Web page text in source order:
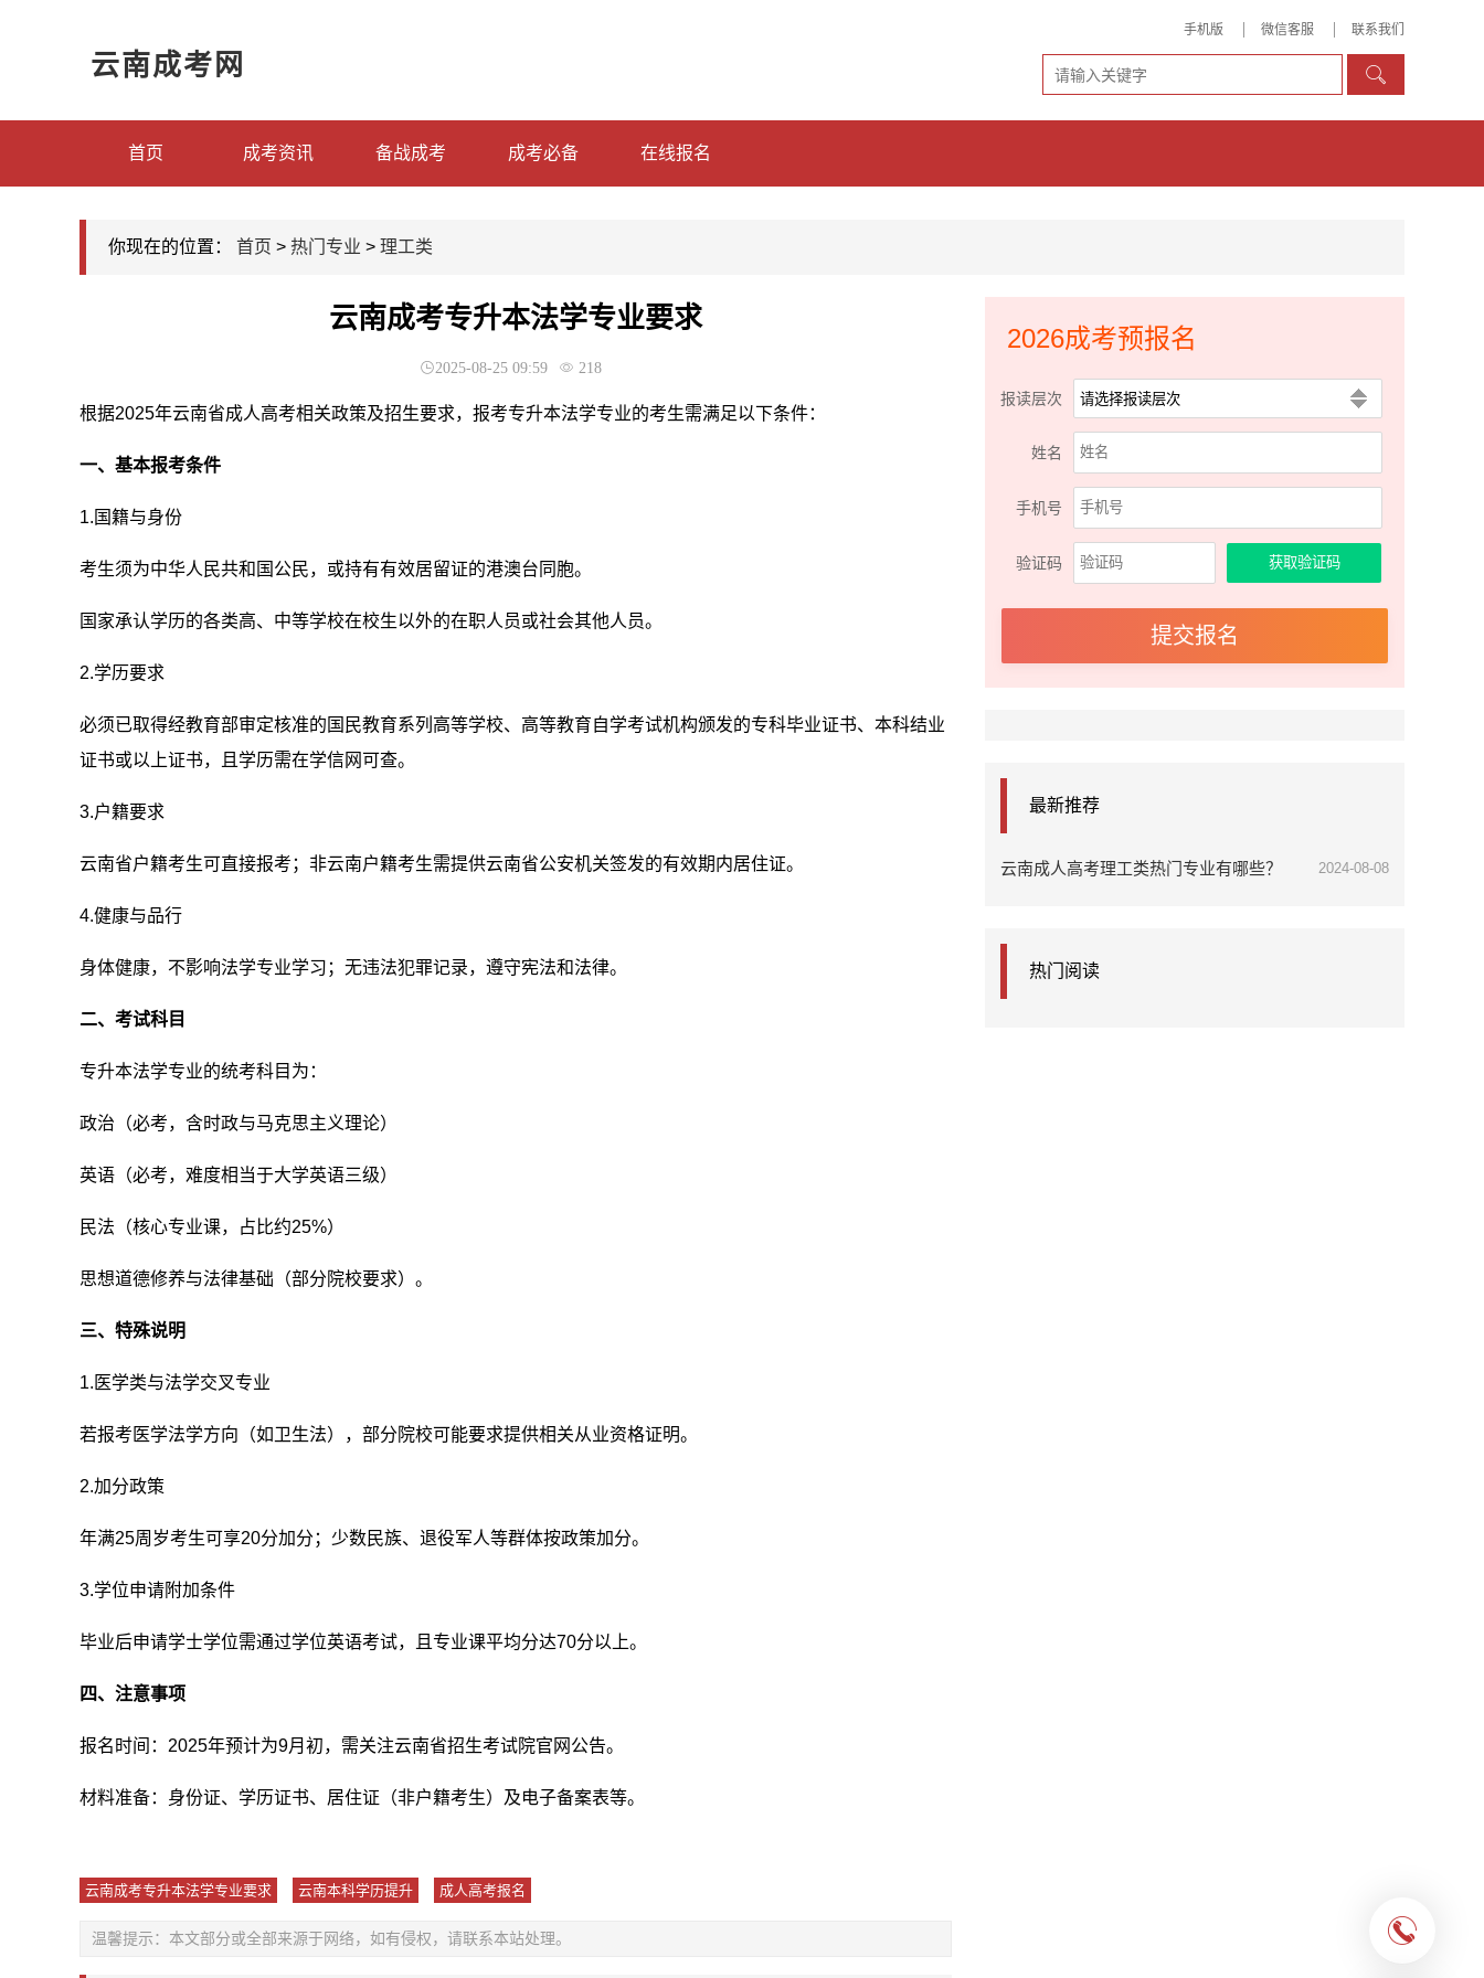
云南成考网
手机版 微信客服 联系我们

首页 成考资讯 备战成考 成考必备 在线报名
你现在的位置： 首页 > 热门专业 > 理工类
云南成考专升本法学专业要求
2025-08-25 09:59 218
根据2025年云南省成人高考相关政策及招生要求，报考专升本法学专业的考生需满足以下条件：
一、基本报考条件
1.国籍与身份
考生须为中华人民共和国公民，或持有有效居留证的港澳台同胞。
国家承认学历的各类高、中等学校在校生以外的在职人员或社会其他人员。
2.学历要求
必须已取得经教育部审定核准的国民教育系列高等学校、高等教育自学考试机构颁发的专科毕业证书、本科结业
证书或以上证书，且学历需在学信网可查。
3.户籍要求
云南省户籍考生可直接报考；非云南户籍考生需提供云南省公安机关签发的有效期内居住证。
4.健康与品行
身体健康，不影响法学专业学习；无违法犯罪记录，遵守宪法和法律。
二、考试科目
专升本法学专业的统考科目为：
政治（必考，含时政与马克思主义理论）
英语（必考，难度相当于大学英语三级）
民法（核心专业课，占比约25%）
思想道德修养与法律基础（部分院校要求）。
三、特殊说明
1.医学类与法学交叉专业
若报考医学法学方向（如卫生法），部分院校可能要求提供相关从业资格证明。
2.加分政策
年满25周岁考生可享20分加分；少数民族、退役军人等群体按政策加分。
3.学位申请附加条件
毕业后申请学士学位需通过学位英语考试，且专业课平均分达70分以上。
四、注意事项
报名时间：2025年预计为9月初，需关注云南省招生考试院官网公告。
材料准备：身份证、学历证书、居住证（非户籍考生）及电子备案表等。
云南成考专升本法学专业要求 云南本科学历提升 成人高考报名
温馨提示：本文部分或全部来源于网络，如有侵权，请联系本站处理。
2026成考预报名
报读层次
姓名
手机号
验证码
最新推荐
云南成人高考理工类热门专业有哪些？ 2024-08-08
热门阅读